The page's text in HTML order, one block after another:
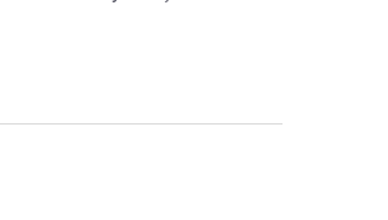
kamyon modeli, Euro